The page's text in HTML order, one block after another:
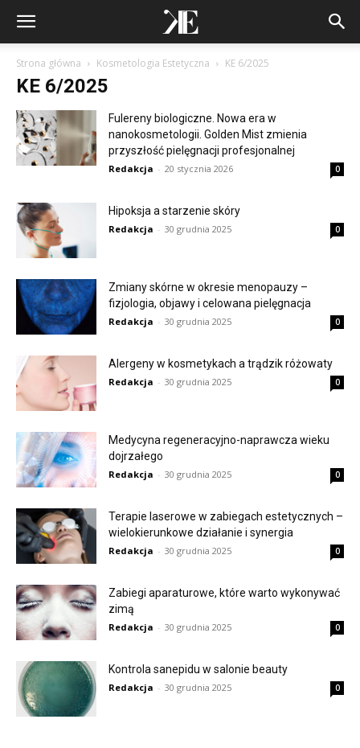
Strona główna Kosmetologia Estetyczna KE 6/2025
KE 6/2025
Fulereny biologiczne. Nowa era w
nanokosmetologii. Golden Mist zmienia
przyszłość pielęgnacji profesjonalnej
Redakcja - 20 stycznia 2026 0
Hipoksja a starzenie skóry
Redakcja - 30 grudnia 2025 0
Zmiany skórne w okresie menopauzy –
fizjologia, objawy i celowana pielęgnacja
Redakcja - 30 grudnia 2025 0
Alergeny w kosmetykach a trądzik różowaty
Redakcja - 30 grudnia 2025 0
Medycyna regeneracyjno-naprawcza wieku
dojrzałego
Redakcja - 30 grudnia 2025 0
Terapie laserowe w zabiegach estetycznych –
wielokierunkowe działanie i synergia
Redakcja - 30 grudnia 2025 0
Zabiegi aparaturowe, które warto wykonywać
zimą
Redakcja - 30 grudnia 2025 0
Kontrola sanepidu w salonie beauty
Redakcja - 30 grudnia 2025 0